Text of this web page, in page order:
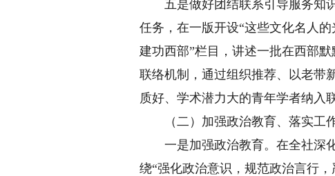
五是做好团结联系引导服务知识
任务，在一版开设“这些文化名人
建功西部”栏目，讲述一批在西部
联络机制，通过组织推荐、以老带
质好、学术潜力大的青年学者纳入
（二）加强政治教育、落实工
一是加强政治教育。在全社深化
绕“强化政治意识，规范政治言行